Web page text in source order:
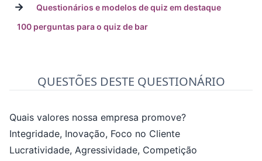
→
Questionários e modelos de quiz em destaque
100 perguntas para o quiz de bar
QUESTÕES DESTE QUESTIONÁRIO
Quais valores nossa empresa promove?
Integridade, Inovação, Foco no Cliente
Lucratividade, Agressividade, Competição